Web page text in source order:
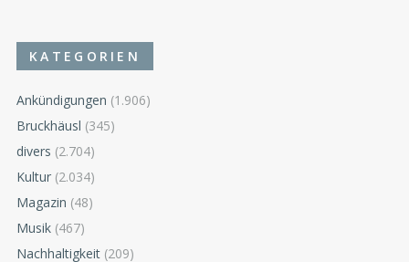
KATEGORIEN
Ankündigungen (1.906)
Bruckhäusl (345)
divers (2.704)
Kultur (2.034)
Magazin (48)
Musik (467)
Nachhaltigkeit (209)